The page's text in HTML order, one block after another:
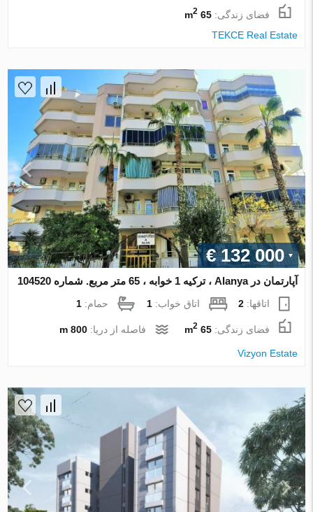
فضای زندگی:65 m
2
TEKCE Real Estate
€ 132 000
آپارتمان در Alanya ، ترکیه 1 خوابه ، 65 متر مربع. شماره 104520
اتاقها:2 اتاق خواب:1 حمام:1
فضای زندگی:65 m
2 فاصله از دریا:800 m
Vizyon Estate